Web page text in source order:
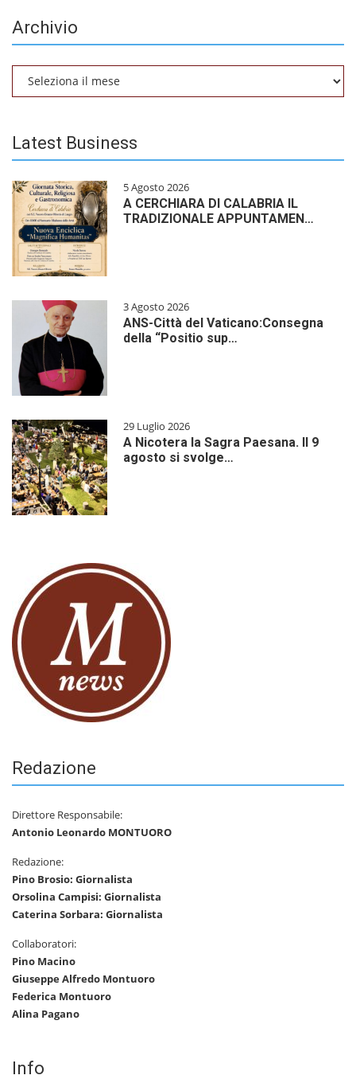
Archivio
Archivio
Latest Business
5 Agosto 2026
A CERCHIARA DI CALABRIA IL
TRADIZIONALE APPUNTAMEN…
3 Agosto 2026
ANS-Città del Vaticano:Consegna
della “Positio sup…
29 Luglio 2026
A Nicotera la Sagra Paesana. Il 9
agosto si svolge…
Redazione
Direttore Responsabile:
Antonio Leonardo MONTUORO
Redazione:
Pino Brosio: Giornalista
Orsolina Campisi: Giornalista
Caterina Sorbara: Giornalista
Collaboratori:
Pino Macino
Giuseppe Alfredo Montuoro
Federica Montuoro
Alina Pagano
Info